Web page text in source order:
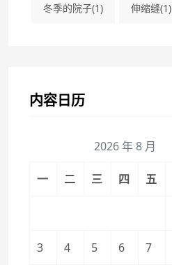
冬季的院子(1) 伸缩缝(1)
内容日历
2026 年 8 月
一 二 三 四 五
3 4 5 6 7